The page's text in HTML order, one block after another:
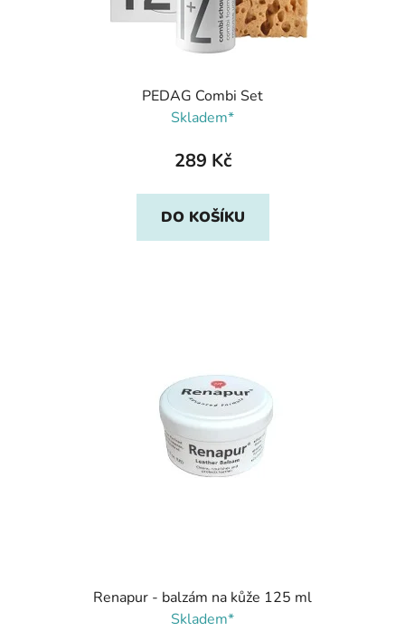
PEDAG Combi Set
Skladem*
289 Kč
DO KOŠÍKU
Renapur - balzám na kůže 125 ml
Skladem*